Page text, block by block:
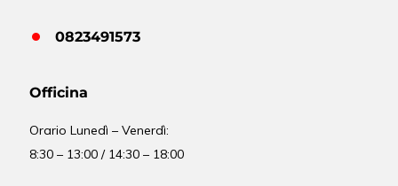
0823491573
Officina
OrarioLunedì – Venerdì:
8:30 – 13:00 / 14:30 – 18:00